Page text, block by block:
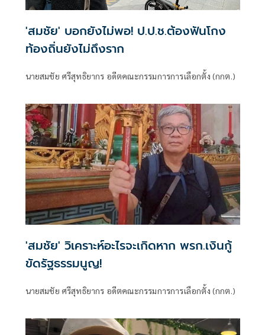
'สมชัย' บอกยังไม่พอ! ป.ป.ช.ต้องฟันโกง
ท้องถิ่นยังไม่ถึงราก
นายสมชัย ศรีสุทธิยากร อดีตคณะกรรมการการเลือกตั้ง (กกต.)
'สมชัย' วิเคราะห์อะไรจะเกิดหาก พรก.เงินกู้
ขัดรัฐธรรมนูญ!
นายสมชัย ศรีสุทธิยากร อดีตคณะกรรมการการเลือกตั้ง (กกต.)